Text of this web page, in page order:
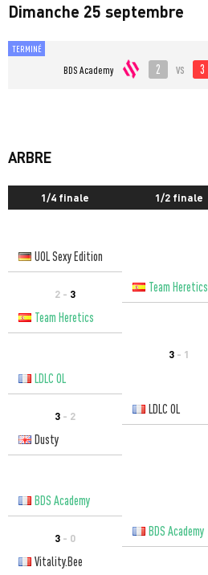
Dimanche 25 septembre
TERMINÉ
BDS Academy 2 vs 3
ARBRE
1/4 finale 1/2 finale
UOL Sexy Edition
2 - 3
Team Heretics
Team Heretics
3 - 1
LDLC OL
3 - 2
LDLC OL
Dusty
BDS Academy
3 - 0
BDS Academy
Vitality.Bee